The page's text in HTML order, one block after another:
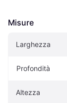
Misure
Larghezza
Profondità
Altezza